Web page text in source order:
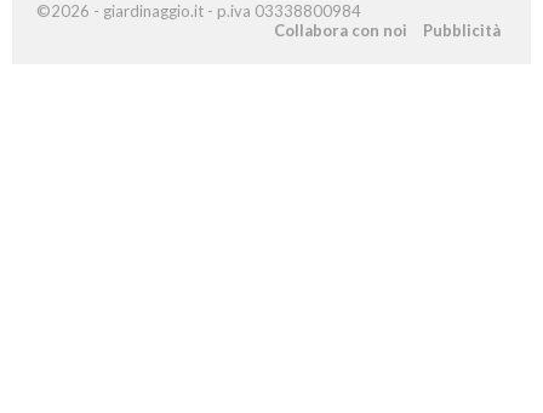
©2026 - giardinaggio.it - p.iva 03338800984
Collabora con noi
Pubblicità